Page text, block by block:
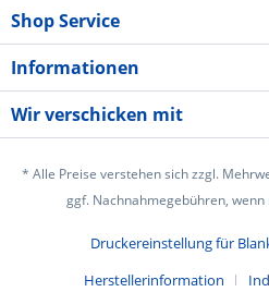
Shop Service
Informationen
Wir verschicken mit
* Alle Preise verstehen sich zzgl.
ggf. Nachnahmegebühren,
Druckereinstellung für
Herstellerinformation